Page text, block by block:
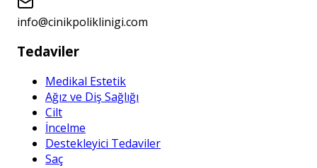
info@cinikpoliklinigi.com
Tedaviler
Medikal Estetik
Ağız ve Diş Sağlığı
Cilt
İncelme
Destekleyici Tedaviler
Saç